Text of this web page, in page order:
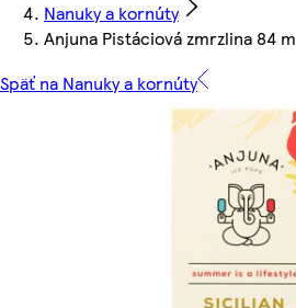
Nanuky a kornúty
Anjuna Pistáciová zmrzlina 84
Späť na Nanuky a kornúty